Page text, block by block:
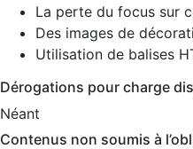
La perte du focus sur
Des images de
Utilisation de balises
Dérogations pour charge
Néant
Contenus non soumis à